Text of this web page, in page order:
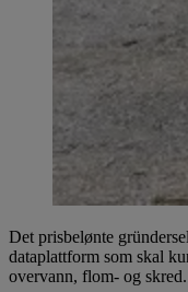
Det prisbelønte
dataplattform som skal
overvann, flom- og skred.